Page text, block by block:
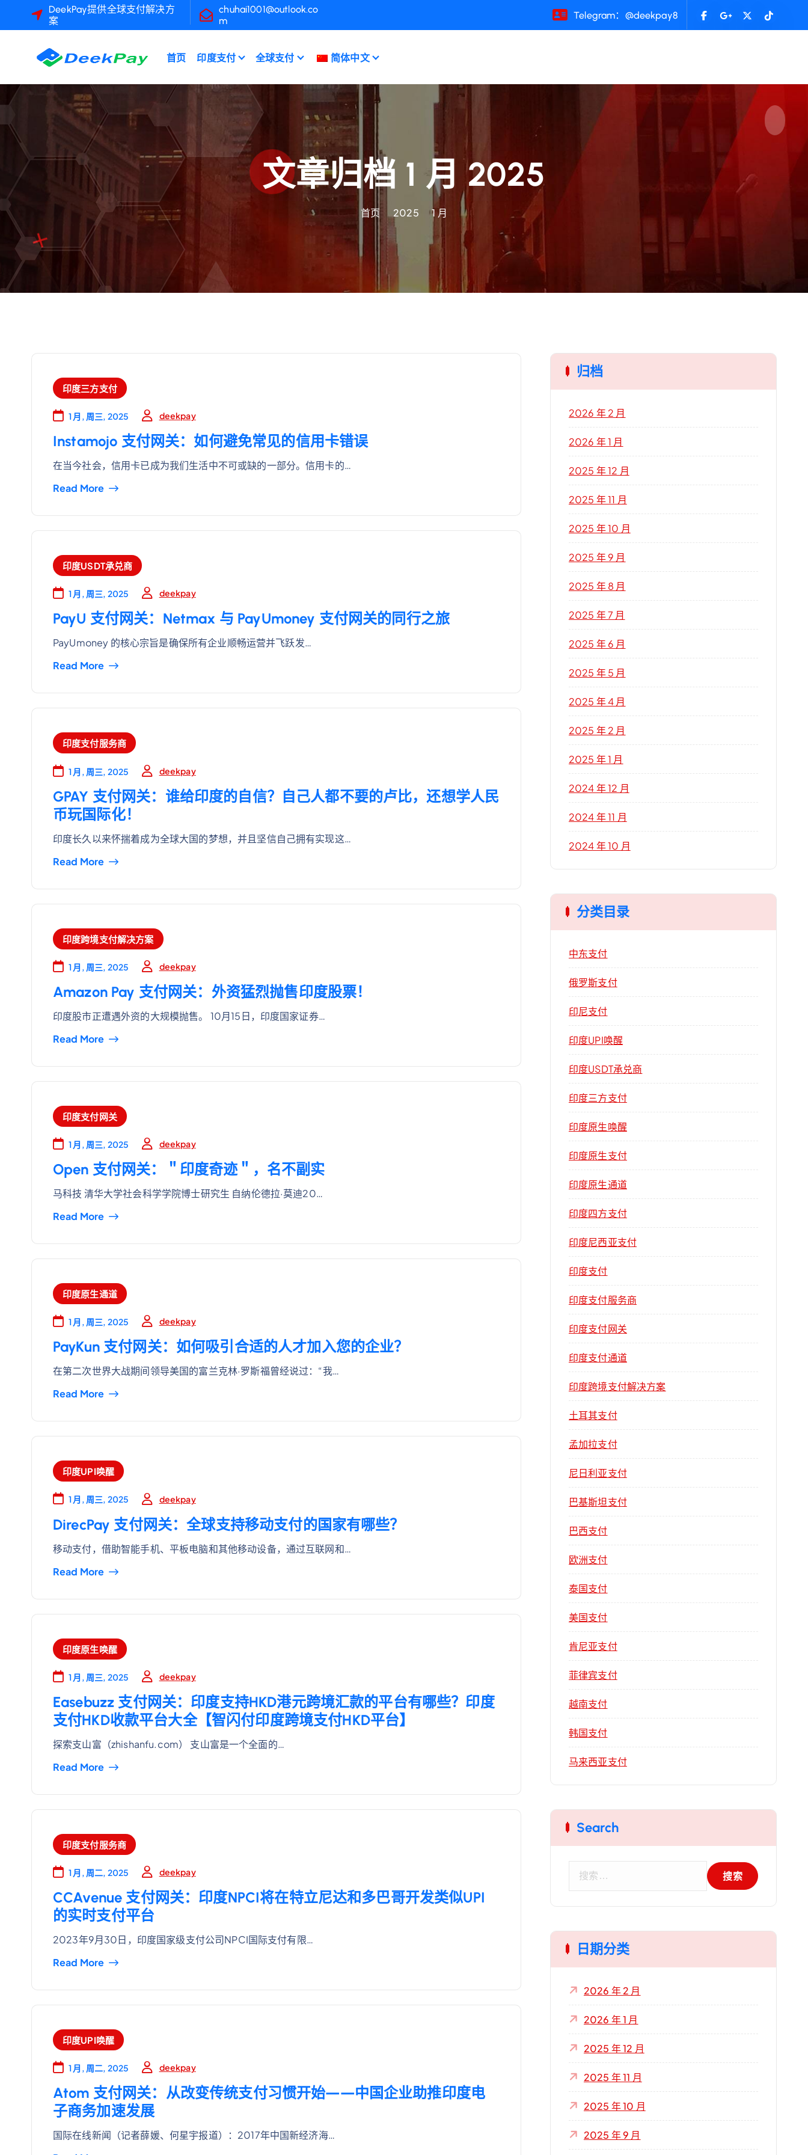
DeekPay提供全球支付解决方
案
chuhai1001@outlook.co
m
Telegram：@deekpay8
首页 印度支付 全球支付 简体中文
文章归档 1 月 2025
首页 2025 1 月
印度三方支付
1 月, 周三, 2025 deekpay
Instamojo 支付网关：如何避免常见的信用卡错误
在当今社会，信用卡已成为我们生活中不可或缺的一部分。信用卡的…
Read More
印度USDT承兑商
1 月, 周三, 2025 deekpay
PayU 支付网关：Netmax 与 PayUmoney 支付网关的同行之旅
PayUmoney 的核心宗旨是确保所有企业顺畅运营并飞跃发…
Read More
印度支付服务商
1 月, 周三, 2025 deekpay
GPAY 支付网关：谁给印度的自信？自己人都不要的卢比，还想学人民
币玩国际化！
印度长久以来怀揣着成为全球大国的梦想，并且坚信自己拥有实现这…
Read More
印度跨境支付解决方案
1 月, 周三, 2025 deekpay
Amazon Pay 支付网关：外资猛烈抛售印度股票！
印度股市正遭遇外资的大规模抛售。 10月15日，印度国家证券…
Read More
印度支付网关
1 月, 周三, 2025 deekpay
Open 支付网关：＂印度奇迹＂，名不副实
马科技 清华大学社会科学学院博士研究生 自纳伦德拉·莫迪20…
Read More
印度原生通道
1 月, 周三, 2025 deekpay
PayKun 支付网关：如何吸引合适的人才加入您的企业？
在第二次世界大战期间领导美国的富兰克林·罗斯福曾经说过：“我…
Read More
印度UPI唤醒
1 月, 周三, 2025 deekpay
DirecPay 支付网关：全球支持移动支付的国家有哪些？
移动支付，借助智能手机、平板电脑和其他移动设备，通过互联网和…
Read More
印度原生唤醒
1 月, 周三, 2025 deekpay
Easebuzz 支付网关：印度支持HKD港元跨境汇款的平台有哪些？印度
支付HKD收款平台大全【智闪付印度跨境支付HKD平台】
探索支山富（zhishanfu.com） 支山富是一个全面的…
Read More
印度支付服务商
1 月, 周二, 2025 deekpay
CCAvenue 支付网关：印度NPCI将在特立尼达和多巴哥开发类似UPI
的实时支付平台
2023年9月30日，印度国家级支付公司NPCI国际支付有限…
Read More
印度UPI唤醒
1 月, 周二, 2025 deekpay
Atom 支付网关：从改变传统支付习惯开始——中国企业助推印度电
子商务加速发展
国际在线新闻（记者薛媛、何星宇报道）：2017年中国新经济海…
归档
2026 年 2 月
2026 年 1 月
2025 年 12 月
2025 年 11 月
2025 年 10 月
2025 年 9 月
2025 年 8 月
2025 年 7 月
2025 年 6 月
2025 年 5 月
2025 年 4 月
2025 年 2 月
2025 年 1 月
2024 年 12 月
2024 年 11 月
2024 年 10 月
分类目录
中东支付
俄罗斯支付
印尼支付
印度UPI唤醒
印度USDT承兑商
印度三方支付
印度原生唤醒
印度原生支付
印度原生通道
印度四方支付
印度尼西亚支付
印度支付
印度支付服务商
印度支付网关
印度支付通道
印度跨境支付解决方案
土耳其支付
孟加拉支付
尼日利亚支付
巴基斯坦支付
巴西支付
欧洲支付
泰国支付
美国支付
肯尼亚支付
菲律宾支付
越南支付
韩国支付
马来西亚支付
Search
日期分类
2026 年 2 月
2026 年 1 月
2025 年 12 月
2025 年 11 月
2025 年 10 月
2025 年 9 月